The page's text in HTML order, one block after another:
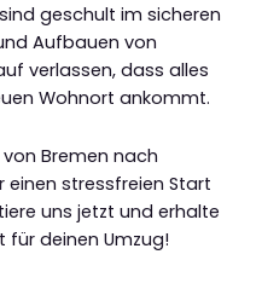
geschult im sicheren
Aufbauen von
verlassen, dass alles
Wohnort ankommt.
Bremen nach
stressfreien Start
uns jetzt und erhalte
für deinen Umzug!